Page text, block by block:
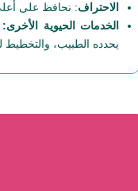
الاحتراف: نحافظ على أعلى
الخدمات الحيوية الأخرى:
يحدده الطبيب، والتخطيط